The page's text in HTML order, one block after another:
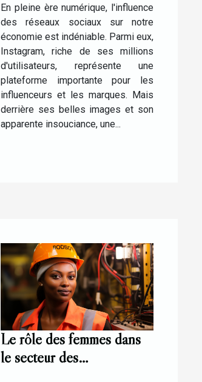
influenceurs
En pleine ère numérique, l'influence
des réseaux sociaux sur notre
économie est indéniable. Parmi eux,
Instagram, riche de ses millions
d'utilisateurs, représente une
plateforme importante pour les
influenceurs et les marques. Mais
derrière ses belles images et son
apparente insouciance, une...
Le rôle des femmes dans
le secteur des